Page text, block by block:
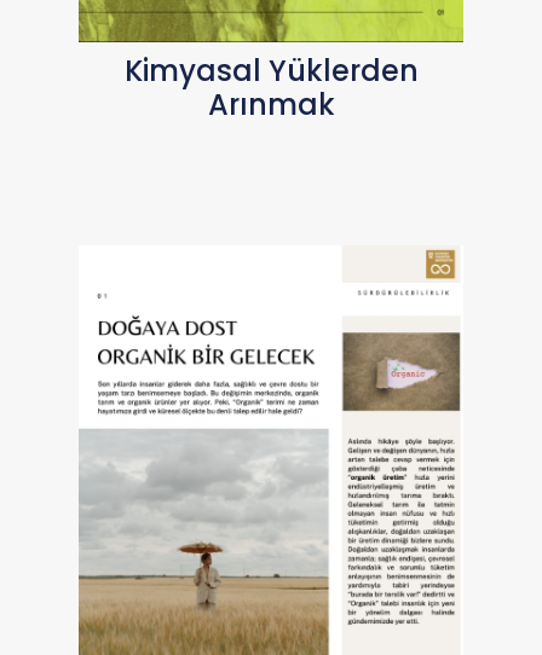
Kimyasal Yüklerden
Arınmak